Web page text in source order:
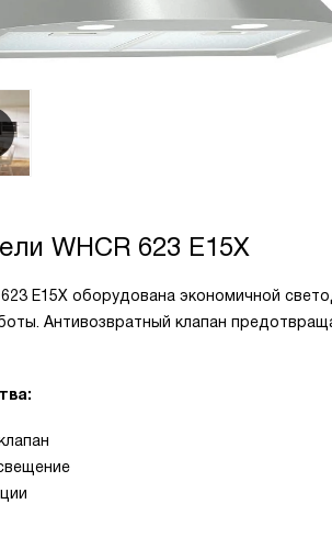
WHCR 623 E15X
E15X оборудована экономичной
Антивозвратный клапан